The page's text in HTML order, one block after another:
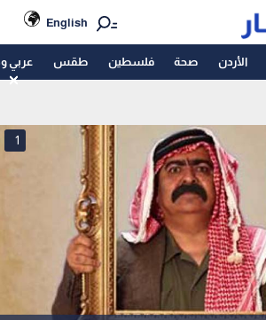
English
الأردن صحة فلسطين طقس عربي
1